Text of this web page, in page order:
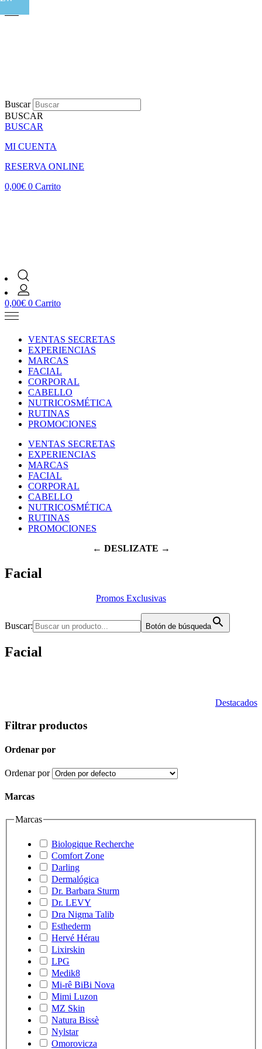
Buscar
BUSCAR
BUSCAR
MI CUENTA
RESERVA ONLINE
0,00€ 0 Carrito
0,00€ 0 Carrito
VENTAS SECRETAS
EXPERIENCIAS
MARCAS
FACIAL
CORPORAL
CABELLO
NUTRICOSMÉTICA
RUTINAS
PROMOCIONES
VENTAS SECRETAS
EXPERIENCIAS
MARCAS
FACIAL
CORPORAL
CABELLO
NUTRICOSMÉTICA
RUTINAS
PROMOCIONES
← DESLIZATE →
Facial
Promos Exclusivas
Buscar: Botón de búsqueda
Facial
Destacados
Filtrar productos
Ordenar por
Ordenar por
Marcas
Marcas
Biologique Recherche
Comfort Zone
Darling
Dermalógica
Dr. Barbara Sturm
Dr. LEVY
Dra Nigma Talib
Esthederm
Hervé Hérau
Lixirskin
LPG
Medik8
Mi-rê BiBi Nova
Mimi Luzon
MZ Skin
Natura Bissè
Nylstar
Omorovicza